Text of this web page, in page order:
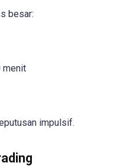
besar:
menit
impulsif.